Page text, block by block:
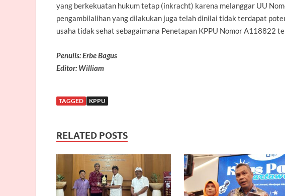
yang berkekuatan hukum tetap (inkracht) karena melanggar UU
pengambilalihan yang dilakukan juga telah dinilai tidak terdapat
usaha tidak sehat sebagaimana Penetapan KPPU Nomor A118822
Penulis: Erbe Bagus
Editor: William
TAGGED KPPU
RELATED POSTS